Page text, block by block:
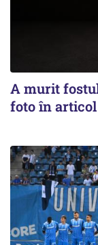
A murit
foto în articol